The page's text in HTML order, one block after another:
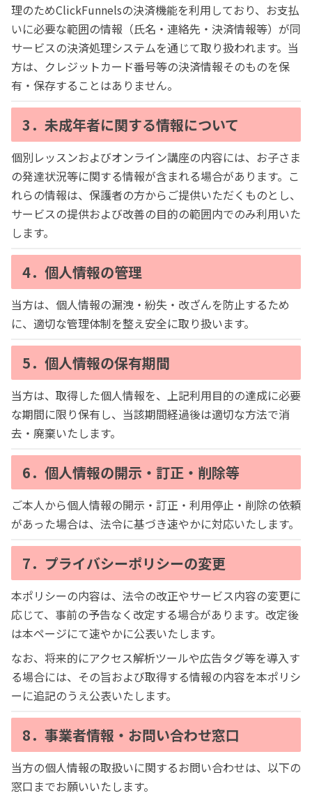
理のためClickFunnelsの決済機能を利用しており、お支払
いに必要な範囲の情報（氏名・連絡先・決済情報等）が同
サービスの決済処理システムを通じて取り扱われます。当
方は、クレジットカード番号等の決済情報そのものを保
有・保存することはありません。
3．未成年者に関する情報について
個別レッスンおよびオンライン講座の内容には、お子さま
の発達状況等に関する情報が含まれる場合があります。こ
れらの情報は、保護者の方からご提供いただくものとし、
サービスの提供および改善の目的の範囲内でのみ利用いた
します。
4．個人情報の管理
当方は、個人情報の漏洩・紛失・改ざんを防止するため
に、適切な管理体制を整え安全に取り扱います。
5．個人情報の保有期間
当方は、取得した個人情報を、上記利用目的の達成に必要
な期間に限り保有し、当該期間経過後は適切な方法で消
去・廃棄いたします。
6．個人情報の開示・訂正・削除等
ご本人から個人情報の開示・訂正・利用停止・削除の依頼
があった場合は、法令に基づき速やかに対応いたします。
7．プライバシーポリシーの変更
本ポリシーの内容は、法令の改正やサービス内容の変更に
応じて、事前の予告なく改定する場合があります。改定後
は本ページにて速やかに公表いたします。
なお、将来的にアクセス解析ツールや広告タグ等を導入す
る場合には、その旨および取得する情報の内容を本ポリシ
ーに追記のうえ公表いたします。
8．事業者情報・お問い合わせ窓口
当方の個人情報の取扱いに関するお問い合わせは、以下の
窓口までお願いいたします。